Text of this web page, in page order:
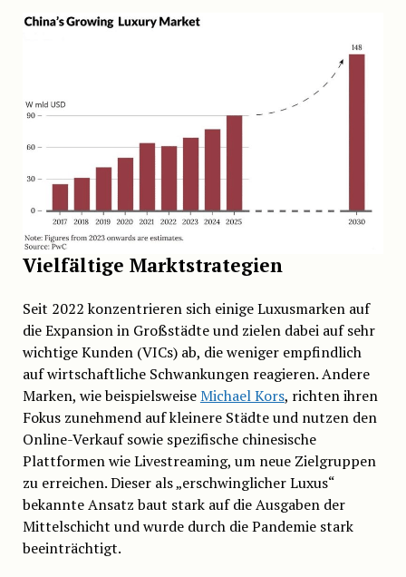
Vielfältige Marktstrategien
Seit 2022 konzentrieren sich einige Luxusmarken auf
die Expansion in Großstädte und zielen dabei auf sehr
wichtige Kunden (VICs) ab, die weniger empfindlich
auf wirtschaftliche Schwankungen reagieren. Andere
Marken, wie beispielsweiseMichael Kors, richten ihren
Fokus zunehmend auf kleinere Städte und nutzen den
Online-Verkauf sowie spezifische chinesische
Plattformen wie Livestreaming, um neue Zielgruppen
zu erreichen. Dieser als „erschwinglicher Luxus“
bekannte Ansatz baut stark auf die Ausgaben der
Mittelschicht und wurde durch die Pandemie stark
beeinträchtigt.